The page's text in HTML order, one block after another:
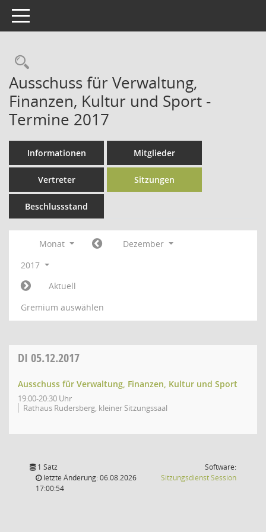
Toggle navigation
Rechercheauswahl
Ausschuss für Verwaltung,
Finanzen, Kultur und Sport -
Termine 2017
Informationen Mitglieder
Vertreter Sitzungen
Beschlussstand
Monat
Dezember
2017
Aktuell
Gremium auswählen
DI 05.12.2017
Ausschuss für Verwaltung, Finanzen, Kultur und Sport
19:00-20:30 Uhr
Rathaus Rudersberg, kleiner Sitzungssaal
1 Satz
letzte Änderung: 06.08.2026
17:00:54
Software:
SitzungsdienstSession(Wird in